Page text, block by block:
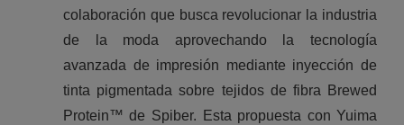
colaboración que busca revolucionar la industria
de la moda aprovechando la tecnología
avanzada de impresión mediante inyección de
tinta pigmentada sobre tejidos de fibra Brewed
Protein™ de Spiber. Esta propuesta con Yuima